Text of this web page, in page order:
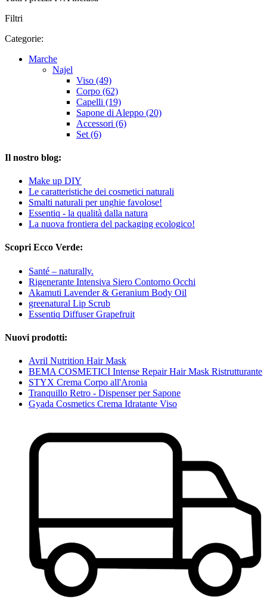
Filtri
Categorie:
Marche
Najel
Viso (49)
Corpo (62)
Capelli (19)
Sapone di Aleppo (20)
Accessori (6)
Set (6)
Il nostro blog:
Make up DIY
Le caratteristiche dei cosmetici naturali
Smalti naturali per unghie favolose!
Essentiq - la qualità dalla natura
La nuova frontiera del packaging ecologico!
Scopri Ecco Verde:
Santé – naturally.
Rigenerante Intensiva Siero Contorno Occhi
Akamuti Lavender & Geranium Body Oil
greenatural Lip Scrub
Essentiq Diffuser Grapefruit
Nuovi prodotti:
Avril Nutrition Hair Mask
BEMA COSMETICI Intense Repair Hair Mask Ristrutturante
STYX Crema Corpo all'Aronia
Tranquillo Retro - Dispenser per Sapone
Gyada Cosmetics Crema Idratante Viso